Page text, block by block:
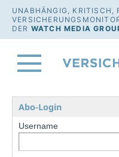
UNABHÄNGIG, KRITISCH,
DER WATCH MEDIA
Abo-Login
Username